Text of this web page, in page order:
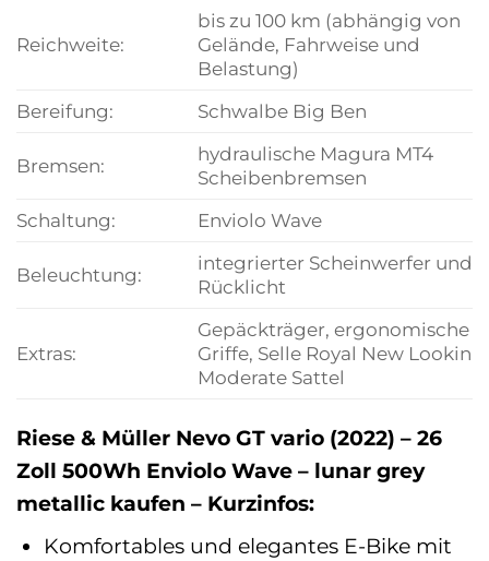
Reichweite:
bis zu 100 km (abhängig von
Gelände, Fahrweise und
Belastung)
Bereifung:
Schwalbe Big Ben
Bremsen:
hydraulische Magura MT4
Scheibenbremsen
Schaltung:
Enviolo Wave
Beleuchtung:
integrierter Scheinwerfer und
Rücklicht
Extras:
Gepäckträger, ergonomische
Griffe, Selle Royal New Lookin
Moderate Sattel
Riese & Müller Nevo GT vario (2022) – 26
Zoll 500Wh Enviolo Wave – lunar grey
metallic kaufen – Kurzinfos:
Komfortables und elegantes E-Bike mit